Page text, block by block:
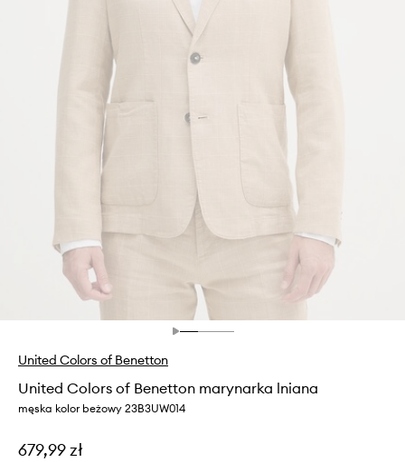
United Colors of Benetton
United Colors of Benetton marynarka lniana
męska kolor beżowy 23B3UW014
679,99 zł